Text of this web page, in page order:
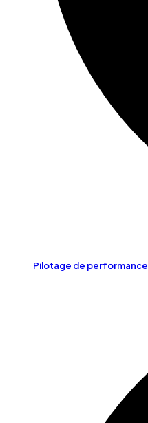
Pilotage de performance